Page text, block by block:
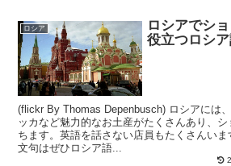
ロシア
ロシアでシ
役立つロシア
(flickr By Thomas Depenbusch) ロシアには
ッカなど魅力的なお土産がたくさんあり、
ちます。英語を話さない店員もたくさんいま
文句はぜひロシア語...